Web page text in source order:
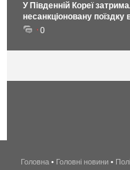
У Південній Кореї
несанкціоновану поїздку
0
Головна • Головні новини •